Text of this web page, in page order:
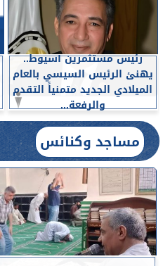
رئيس مستثمرين أسيوط..
يهنئ الرئيس السيسي بالعام
الميلادي الجديد متمنياً التقدم
والرفعة...
مساجد وكنائس